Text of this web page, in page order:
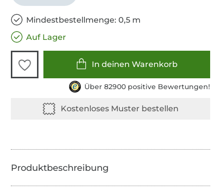
Mindestbestellmenge: 0,5 m
Auf Lager
In deinen Warenkorb
Über 82900 positive Bewertungen!